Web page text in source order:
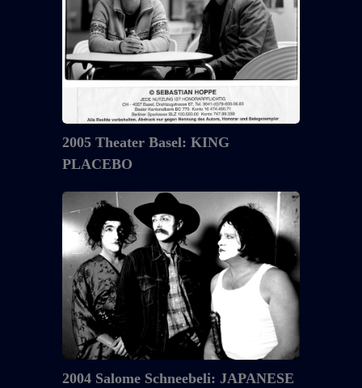
PLACEBO
2005 Theater Basel: KING
PLACEBO
Salome
Schneebeli:
JAPANESE
COWBOYS
2004 Salome Schneebeli: JAPANESE